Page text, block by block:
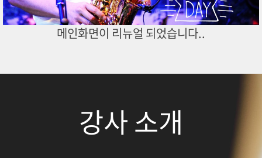
메인화면이 리뉴얼 되었습니다..
강사 소개